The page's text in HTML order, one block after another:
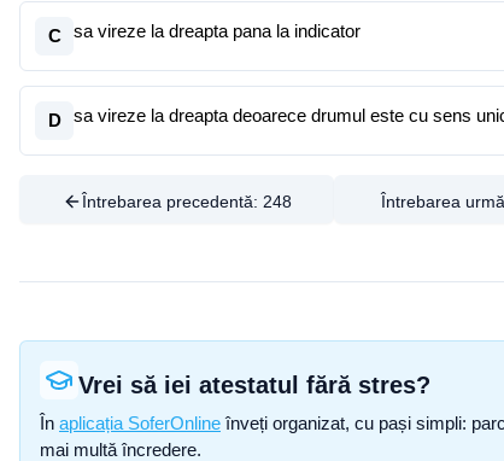
C sa vireze la dreapta pana la indicator
D sa vireze la dreapta deoarece drumul este cu sens
Întrebarea precedentă: 248 Întrebarea
Vrei să iei atestatul fără stres?
În aplicația SoferOnline înveți organizat, cu pași simpli:
mai multă încredere.